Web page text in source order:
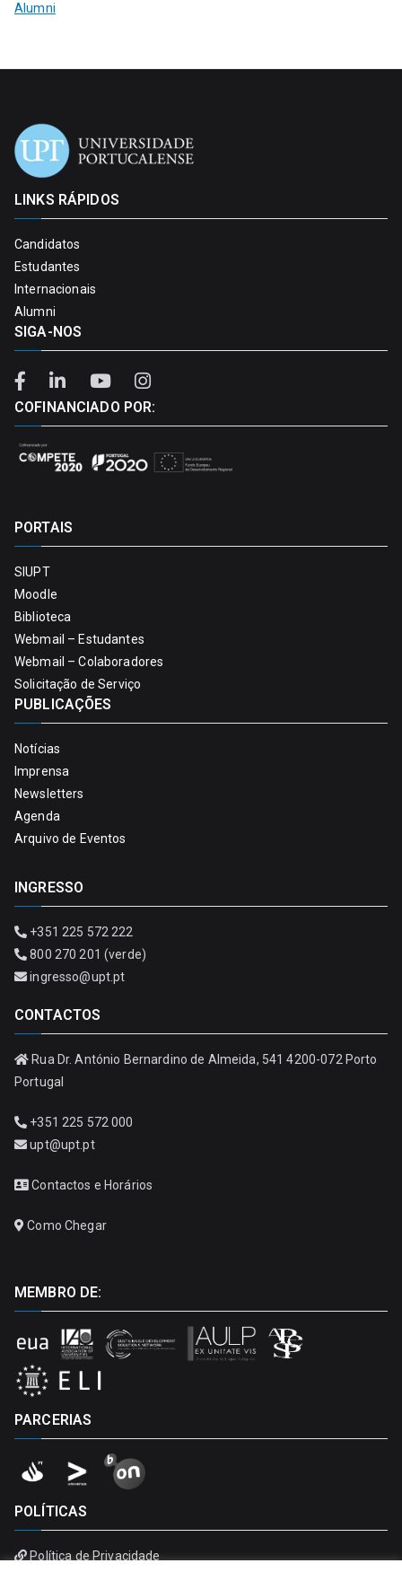
Alumni
LINKS RÁPIDOS
Candidatos
Estudantes
Internacionais
Alumni
SIGA-NOS
COFINANCIADO POR:
PORTAIS
SIUPT
Moodle
Biblioteca
Webmail – Estudantes
Webmail – Colaboradores
Solicitação de Serviço
PUBLICAÇÕES
Notícias
Imprensa
Newsletters
Agenda
Arquivo de Eventos
INGRESSO
+351 225 572 222
800 270 201 (verde)
ingresso@upt.pt
CONTACTOS
Rua Dr. António Bernardino de Almeida, 541 4200-072 Porto
Portugal
+351 225 572 000
upt@upt.pt
Contactos e Horários
Como Chegar
MEMBRO DE:
PARCERIAS
POLÍTICAS
Política de Privacidade